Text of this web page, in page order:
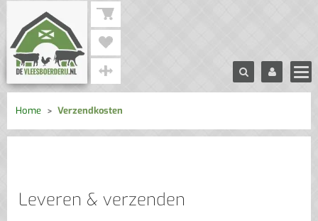
Home Verzendkosten
Leveren & verzenden